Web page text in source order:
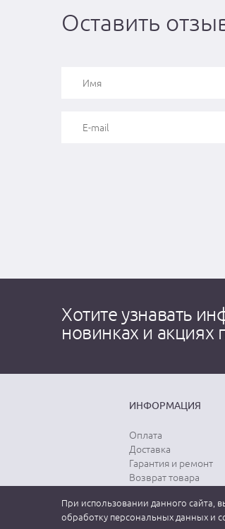
Оставить
Хотите узнавать
новинках и акциях
ИНФОРМАЦИЯ
Оплата
Доставка
Гарантия и ремонт
Возврат товара
Уход за одеждой
При использовании данного сайта,
обработку персональных данных и